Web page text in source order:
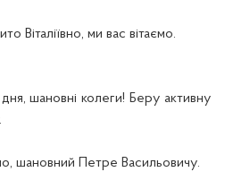
Віталіївно, ми вас вітаємо.
шановні колеги! Беру активну
шановний Петре Васильовичу.